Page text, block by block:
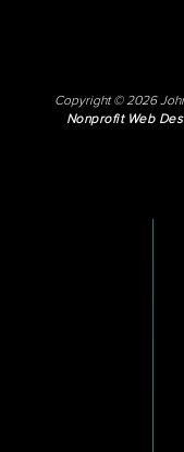
Copyright © 2026
Nonprofit Web